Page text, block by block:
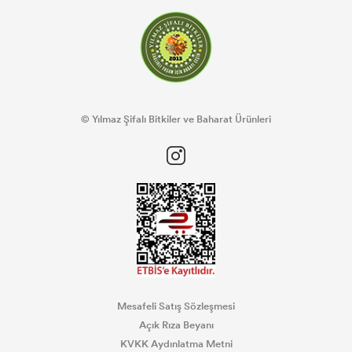
© Yılmaz Şifalı Bitkiler ve Baharat Ürünleri
Mesafeli Satış Sözleşmesi
Açık Rıza Beyanı
KVKK Aydınlatma Metni